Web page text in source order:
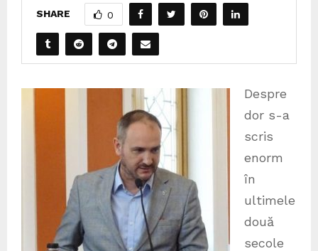
SHARE 0
Despre
dor s-a
scris
enorm
în
ultimele
două
secole